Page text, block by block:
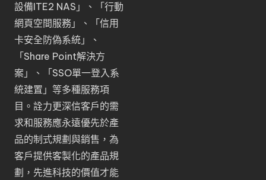
設備ITE2 NAS 」、「 行動
網頁空間服務 」、「 信用
卡安全防偽系統 」、
「 Share Point解決方
案 」、「 SSO單一登入系
統建置 」等多種服務項
目。詮力更深信客戶的需
求和服務應永遠優先於產
品的制式規劃與銷售，為
客戶提供客製化的產品規
劃，先進科技的價值才能